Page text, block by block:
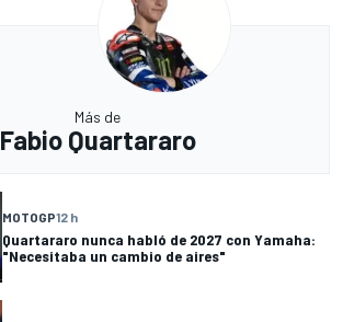
Más de
Fabio Quartararo
MOTOGP12 h
Quartararo nunca habló de 2027 con Yamaha:
"Necesitaba un cambio de aires"